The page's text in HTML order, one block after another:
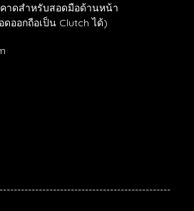
าดสำหรับสอดมือด้านหน้า
ออกถือเป็น Clutch ได้)